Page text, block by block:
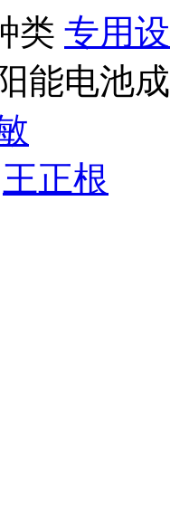
类 专用
能电池
王正根